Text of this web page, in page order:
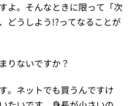
よ。そんなときに限って「次
どうしよう!?ってなることが
ないですか？
ネットでも買うんですけ